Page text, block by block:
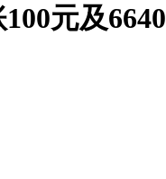
元及6640